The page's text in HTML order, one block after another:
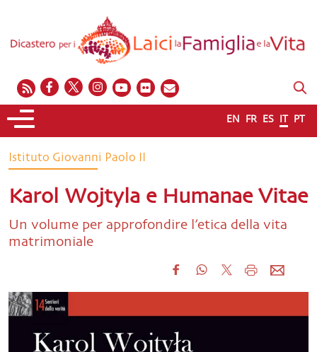
EN FR ES IT PT
Istituto Giovanni Paolo II
Karol Wojtyla e Humanae Vitae
Un volume per approfondire l’etica della vita
matrimoniale